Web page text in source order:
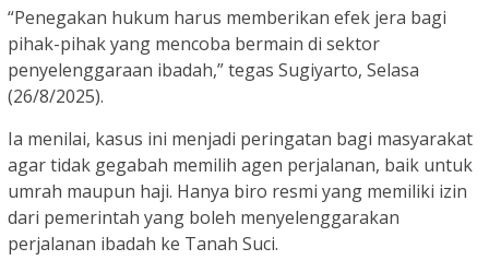
“Penegakan hukum harus memberikan efek jera bagi
pihak-pihak yang mencoba bermain di sektor
penyelenggaraan ibadah,” tegas Sugiyarto, Selasa
(26/8/2025).
Ia menilai, kasus ini menjadi peringatan bagi masyarakat
agar tidak gegabah memilih agen perjalanan, baik untuk
umrah maupun haji. Hanya biro resmi yang memiliki izin
dari pemerintah yang boleh menyelenggarakan
perjalanan ibadah ke Tanah Suci.